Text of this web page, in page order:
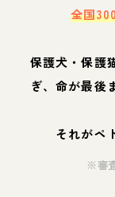
全国
保護犬・保護
ぎ、命が最後
それがペ
※審